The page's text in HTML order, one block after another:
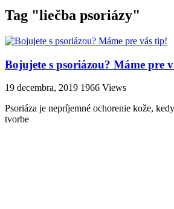
Tag "liečba psoriázy"
Bojujete s psoriázou? Máme pre
19 decembra, 2019 1966 Views
Psoriáza je nepríjemné ochorenie kože,
tvorbe